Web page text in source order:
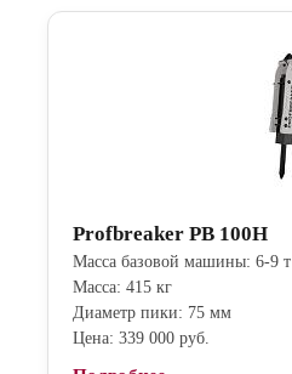
Profbreaker PB 100H
Масса базовой машины: 6-9 т
Масса: 415 кг
Диаметр пики: 75 мм
Цена: 339 000 руб.